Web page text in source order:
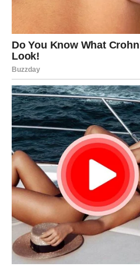
Na kraju ga možete premazati
noći pre nego što je isečete na